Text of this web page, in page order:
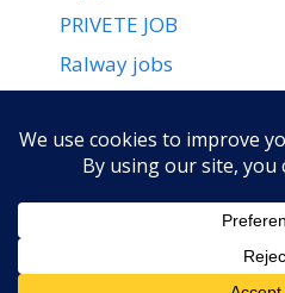
PRIVETE JOB
Ralway jobs
Uncategorized